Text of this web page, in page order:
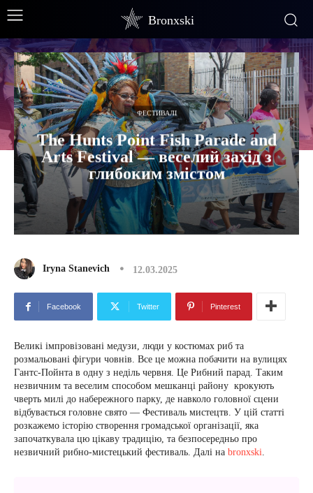
Bronxski
ФЕСТИВАЛІ
The Hunts Point Fish Parade and
Arts Festival — веселий захід з
глибоким змістом
Iryna Stanevich 12.03.2025
Facebook Twitter Pinterest
Великі імпровізовані медузи, люди у костюмах риб та
розмальовані фігури човнів. Все це можна побачити на вулицях
Гантс-Пойнта в одну з неділь червня. Це Рибний парад. Таким
незвичним та веселим способом мешканці району крокують
чверть милі до набережного парку, де навколо головної сцени
відбувається головне свято — Фестиваль мистецтв. У цій статті
розкажемо історію створення громадської організації, яка
започаткувала цю цікаву традицію, та безпосередньо про
незвичний рибно-мистецький фестиваль. Далі на bronxski.